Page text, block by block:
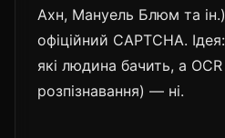
Ахн, Мануель Блюм та
офіційний CAPTCHA.
які людина бачить, а
розпізнавання) — ні.